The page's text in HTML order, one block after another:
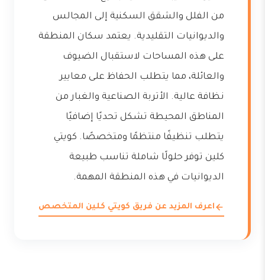
من الفلل والشقق السكنية إلى المجالس
والديوانيات التقليدية. يعتمد سكان المنطقة
على هذه المساحات لاستقبال الضيوف
والعائلة، مما يتطلب الحفاظ على معايير
نظافة عالية. الأتربة الصناعية والغبار من
المناطق المحيطة تشكل تحديًا إضافيًا
يتطلب تنظيفًا منتظمًا ومتخصصًا. كويتي
كلين توفر حلولًا شاملة تناسب طبيعة
الديوانيات في هذه المنطقة المهمة.
اعرف المزيد عن فريق كويتي كلين المتخصص